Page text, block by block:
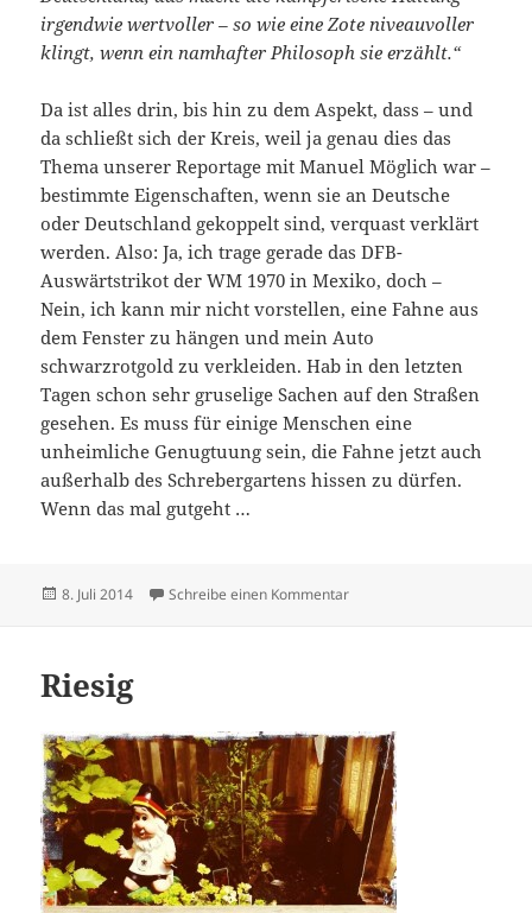
irgendwie wertvoller – so wie eine Zote niveauvoller
klingt, wenn ein namhafter Philosoph sie erzählt.“
Da ist alles drin, bis hin zu dem Aspekt, dass – und
da schließt sich der Kreis, weil ja genau dies das
Thema unserer Reportage mit Manuel Möglich war –
bestimmte Eigenschaften, wenn sie an Deutsche
oder Deutschland gekoppelt sind, verquast verklärt
werden. Also: Ja, ich trage gerade das DFB-
Auswärtstrikot der WM 1970 in Mexiko, doch –
Nein, ich kann mir nicht vorstellen, eine Fahne aus
dem Fenster zu hängen und mein Auto
schwarzrotgold zu verkleiden. Hab in den letzten
Tagen schon sehr gruselige Sachen auf den Straßen
gesehen. Es muss für einige Menschen eine
unheimliche Genugtuung sein, die Fahne jetzt auch
außerhalb des Schrebergartens hissen zu dürfen.
Wenn das mal gutgeht …
Veröffentlicht
8. Juli 2014 Schreibe einen Kommentarzu G. SPIEGELT
Riesig